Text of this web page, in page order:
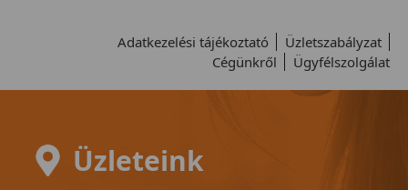
Adatkezelési tájékoztató
Üzletszabályzat
Cégünkről
Ügyfélszolgálat
Üzleteink